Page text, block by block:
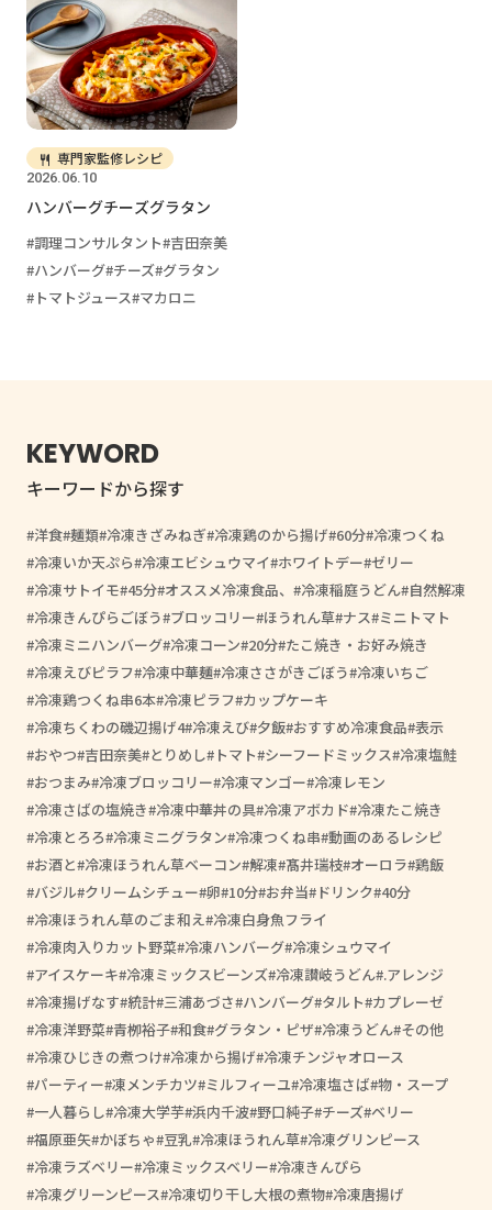
2026.06.10
専門家監修レシピ
ハンバーグチーズグラタン
調理コンサルタント 吉田奈美
ハンバーグ チーズ グラタン
トマトジュース マカロニ
KEYWORD
キーワードから探す
洋食 麺類 冷凍きざみねぎ 冷凍鶏のから揚げ 60分 冷凍つくね
冷凍いか天ぷら 冷凍エビシュウマイ ホワイトデー ゼリー
冷凍サトイモ 45分 オススメ冷凍食品、 冷凍稲庭うどん 自然解凍
冷凍きんぴらごぼう ブロッコリー ほうれん草 ナス ミニトマト
冷凍ミニハンバーグ 冷凍コーン 20分 たこ焼き・お好み焼き
冷凍えびピラフ 冷凍中華麺 冷凍ささがきごぼう 冷凍いちご
冷凍鶏つくね串6本 冷凍ピラフ カップケーキ
冷凍ちくわの磯辺揚げ4 冷凍えび 夕飯 おすすめ冷凍食品 表示
おやつ 吉田奈美 とりめし トマト シーフードミックス 冷凍塩鮭
おつまみ 冷凍ブロッコリー 冷凍マンゴー 冷凍レモン
冷凍さばの塩焼き 冷凍中華丼の具 冷凍アボカド 冷凍たこ焼き
冷凍とろろ 冷凍ミニグラタン 冷凍つくね串 動画のあるレシピ
お酒と 冷凍ほうれん草ベーコン 解凍 髙井瑞枝 オーロラ 鶏飯
バジル クリームシチュー 卵 10分 お弁当 ドリンク 40分
冷凍ほうれん草のごま和え 冷凍白身魚フライ
冷凍肉入りカット野菜 冷凍ハンバーグ 冷凍シュウマイ
アイスケーキ 冷凍ミックスビーンズ 冷凍讃岐うどん .アレンジ
冷凍揚げなす 統計 三浦あづさ ハンバーグ タルト カプレーゼ
冷凍洋野菜 青栁裕子 和食 グラタン・ピザ 冷凍うどん その他
冷凍ひじきの煮つけ 冷凍から揚げ 冷凍チンジャオロース
パーティー 凍メンチカツ ミルフィーユ 冷凍塩さば 物・スープ
一人暮らし 冷凍大学芋 浜内千波 野口純子 チーズ ベリー
福原亜矢 かぼちゃ 豆乳 冷凍ほうれん草 冷凍グリンピース
冷凍ラズベリー 冷凍ミックスベリー 冷凍きんぴら
冷凍グリーンピース 冷凍切り干し大根の煮物 冷凍唐揚げ